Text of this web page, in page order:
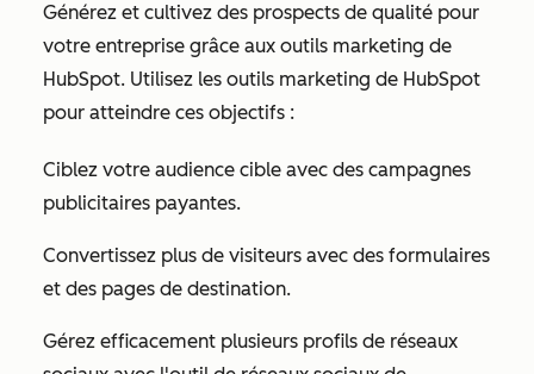
Générez et cultivez des prospects de qualité pour
votre entreprise grâce aux outils marketing de
HubSpot. Utilisez les outils marketing de HubSpot
pour atteindre ces objectifs :
Ciblez votre audience cible avec des campagnes
publicitaires payantes.
Convertissez plus de visiteurs avec des formulaires
et des pages de destination.
Gérez efficacement plusieurs profils de réseaux